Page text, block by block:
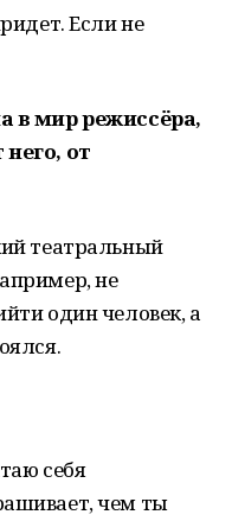
Если не
в мир режиссёра,
от
театральный
не
один человек, а
себя
чем ты